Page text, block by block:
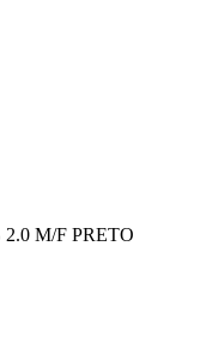
M/F PRETO